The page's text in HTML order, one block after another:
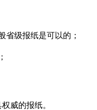
省级报纸是可以的；
威的报纸。